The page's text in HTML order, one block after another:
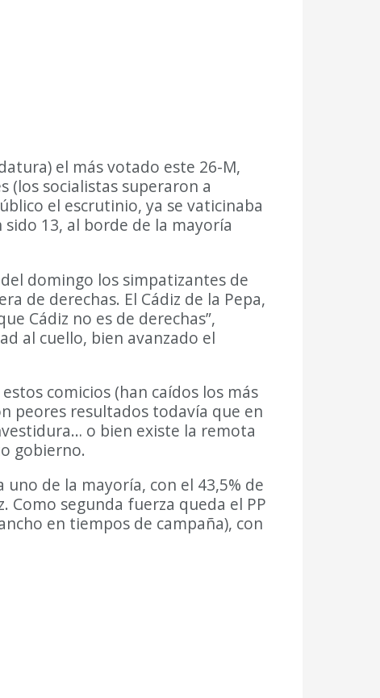
el más votado este 26-M,
(los socialistas superaron a
el escrutinio, ya se vaticinaba
13, al borde de la mayoría
domingo los simpatizantes de
de derechas. El Cádiz de la Pepa,
Cádiz no es de derechas”,
al cuello, bien avanzado el
comicios (han caídos los más
peores resultados todavía que en
o bien existe la remota
gobierno.
de la mayoría, con el 43,5% de
Como segunda fuerza queda el PP
en tiempos de campaña), con